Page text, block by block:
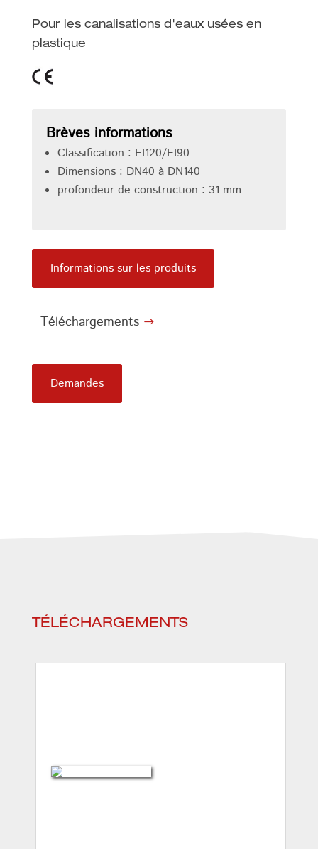
Pour les canalisations d'eaux usées en
plastique
Brèves informations
Classification : EI120/EI90
Dimensions : DN40 à DN140
profondeur de construction : 31 mm
Informations sur les produits
Téléchargements
Demandes
TÉLÉCHARGEMENTS